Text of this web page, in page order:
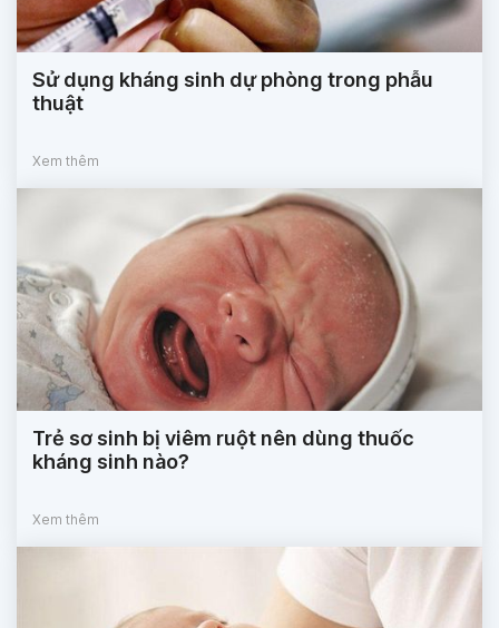
Sử dụng kháng sinh dự phòng trong phẫu
thuật
Xem thêm
Trẻ sơ sinh bị viêm ruột nên dùng thuốc
kháng sinh nào?
Xem thêm